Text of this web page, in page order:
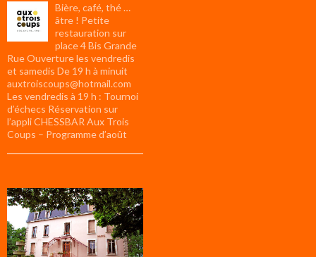
Bière, café, thé …
âtre ! Petite
restauration sur
place 4 Bis Grande
Rue Ouverture les vendredis
et samedis De 19 h à minuit
auxtroiscoups@hotmail.com
Les vendredis à 19 h : Tournoi
d’échecs Réservation sur
l’appli CHESSBAR Aux Trois
Coups – Programme d’août